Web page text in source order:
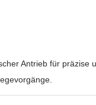
Antrieb für präzise